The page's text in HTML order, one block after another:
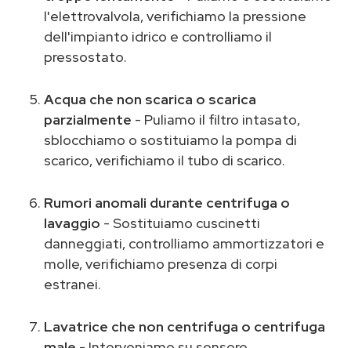
l'elettrovalvola, verifichiamo la pressione
dell'impianto idrico e controlliamo il
pressostato.
Acqua che non scarica o scarica
parzialmente - Puliamo il filtro intasato,
sblocchiamo o sostituiamo la pompa di
scarico, verifichiamo il tubo di scarico.
Rumori anomali durante centrifuga o
lavaggio - Sostituiamo cuscinetti
danneggiati, controlliamo ammortizzatori e
molle, verifichiamo presenza di corpi
estranei.
Lavatrice che non centrifuga o centrifuga